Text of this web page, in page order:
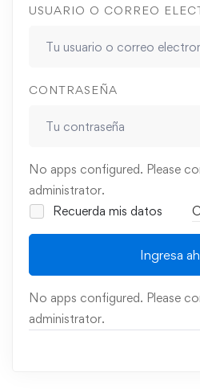
USUARIO O CORREO
CONTRASEÑA
No apps configured. Please
administrator.
Recuerda mis datos
Ingresa
No apps configured. Please
administrator.